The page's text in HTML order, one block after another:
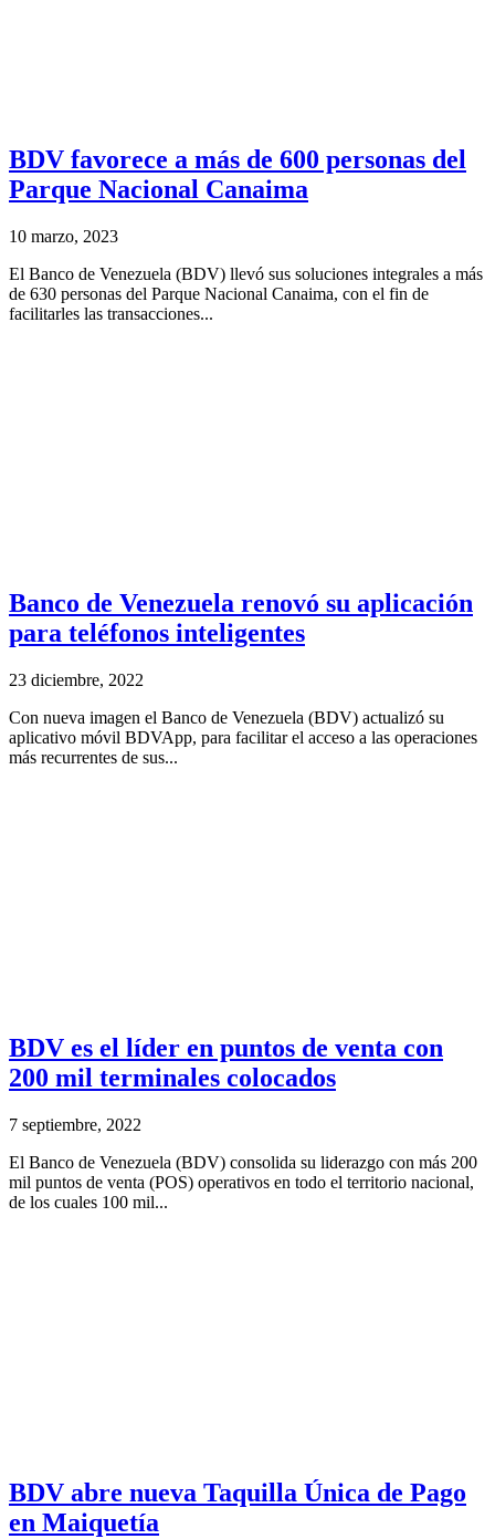
BDV favorece a más de 600 personas del
Parque Nacional Canaima
10 marzo, 2023
El Banco de Venezuela (BDV) llevó sus soluciones integrales a más
de 630 personas del Parque Nacional Canaima, con el fin de
facilitarles las transacciones...
Banco de Venezuela renovó su aplicación
para teléfonos inteligentes
23 diciembre, 2022
Con nueva imagen el Banco de Venezuela (BDV) actualizó su
aplicativo móvil BDVApp, para facilitar el acceso a las operaciones
más recurrentes de sus...
BDV es el líder en puntos de venta con
200 mil terminales colocados
7 septiembre, 2022
El Banco de Venezuela (BDV) consolida su liderazgo con más 200
mil puntos de venta (POS) operativos en todo el territorio nacional,
de los cuales 100 mil...
BDV abre nueva Taquilla Única de Pago
en Maiquetía